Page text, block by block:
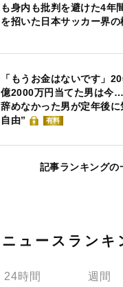
も身内も批判を避けた4年
を招いた日本サッカー界の
「もうお金はないです」
億2000万円当てた男は今
辞めなかった男が定年後
自由”
有料
記事ランキングの
ニュースランキ
24時間 週間